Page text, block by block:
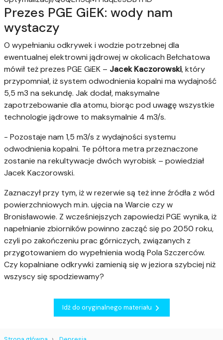
Prezes PGE GiEK: wody nam
wystaczy
O wypełnianiu odkrywek i wodzie potrzebnej dla
ewentualnej elektrowni jądrowej w okolicach Bełchatowa
mówił też prezes PGE GiEK – Jacek Kaczorowski, który
przypomniał, iż system odwodnienia kopalni ma wydajność
5,5 m3 na sekundę. Jak dodał, maksymalne
zapotrzebowanie dla atomu, biorąc pod uwagę wszystkie
technologie jądrowe to maksymalnie 4 m3/s.
- Pozostaje nam 1,5 m3/s z wydajności systemu
odwodnienia kopalni. Te półtora metra przeznaczone
zostanie na rekultywacje dwóch wyrobisk – powiedział
Jacek Kaczorowski.
Zaznaczył przy tym, iż w rezerwie są też inne źródła z wód
powierzchniowych m.in. ujęcia na Warcie czy w
Bronisławowie. Z wcześniejszych zapowiedzi PGE wynika, iż
napełnianie zbiorników powinno zacząć się po 2050 roku,
czyli po zakończeniu prac górniczych, związanych z
przygotowaniem do wypełnienia wodą Pola Szczerców.
Czy kopalniane odkrywki zamienią się w jeziora szybciej niż
wszyscy się spodziewamy?
Idź do oryginalnego materiału